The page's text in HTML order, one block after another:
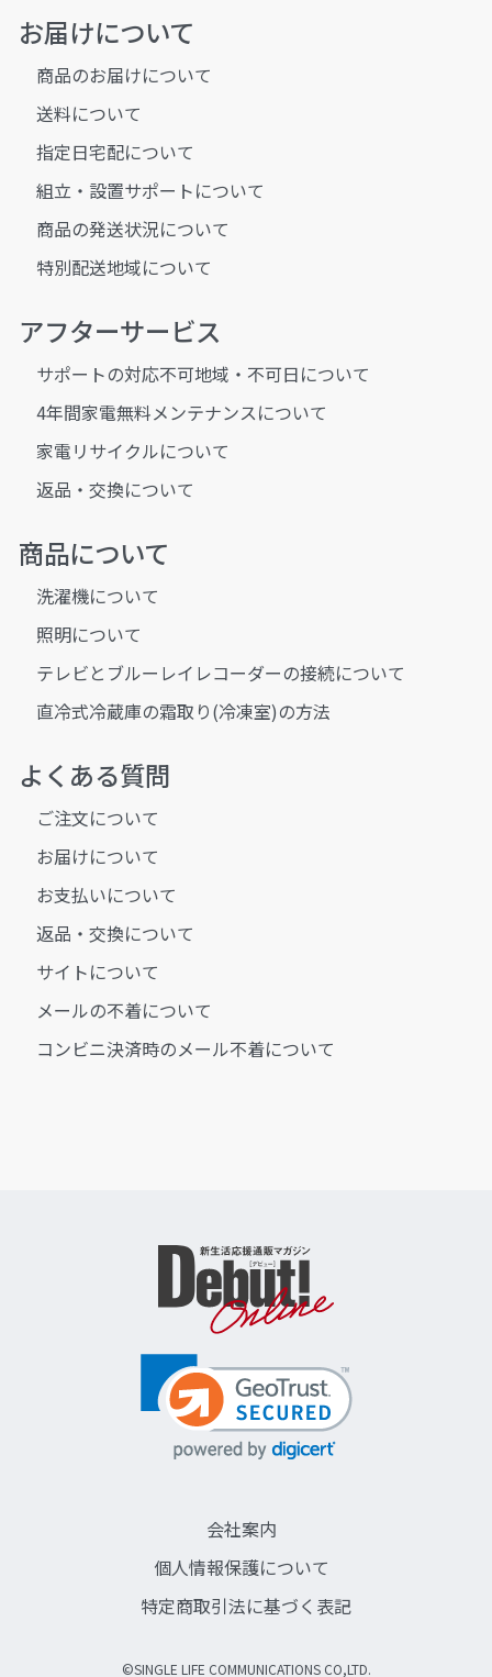
お届けについて
商品のお届けについて
送料について
指定日宅配について
組立・設置サポートについて
商品の発送状況について
特別配送地域について
アフターサービス
サポートの対応不可地域・不可日について
4年間家電無料メンテナンスについて
家電リサイクルについて
返品・交換について
商品について
洗濯機について
照明について
テレビとブルーレイレコーダーの接続について
直冷式冷蔵庫の霜取り(冷凍室)の方法
よくある質問
ご注文について
お届けについて
お支払いについて
返品・交換について
サイトについて
メールの不着について
コンビニ決済時のメール不着について
会社案内
個人情報保護について
特定商取引法に基づく表記
©SINGLE LIFE COMMUNICATIONS CO,LTD.